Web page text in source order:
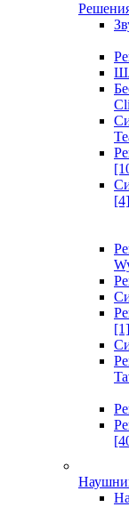
[4]
[1]